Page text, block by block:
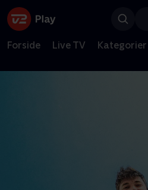
Forside Live TV Kategorier